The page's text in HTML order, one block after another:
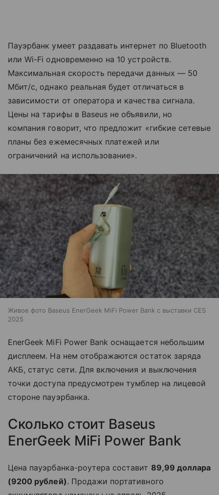
Пауэрбанк умеет раздавать интернет по Bluetooth
или Wi-Fi одновременно на 10 устройств.
Максимальная скорость передачи данных — 50
Мбит/с, однако реальная будет отличаться в
зависимости от оператора и качества сигнала.
Цены на тарифы в Baseus не объявили, но
компания говорит, что предложит «гибкие сетевые
планы без ежемесячных платежей или
ограничений на использование».
Живое фото Baseus EnerGeek MiFi Power Bank с выставки CES
2025
EnerGeek MiFi Power Bank оснащается небольшим
дисплеем. На нем отображаются остаток заряда
АКБ, статус сети. Для включения и выключения
точки доступа предусмотрен тумблер на лицевой
стороне пауэрбанка.
Сколько стоит Baseus
EnerGeek MiFi Power Bank
Цена пауэрбанка-роутера составит 89,99 доллара
(9200 рублей). Продажи портативного